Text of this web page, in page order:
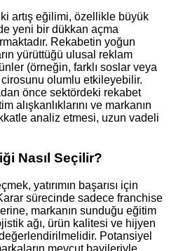
artış eğilimi, özellikle büyük
yeni bir dükkan açma
Rekabetin yoğun
yürüttüğü ulusal reklam
(örneğin, farklı soslar veya
olumlu etkileyebilir.
önce sektördeki rekabet
alışkanlıklarını ve markanın
analiz etmesi, uzun vadeli
Nasıl Seçilir?
yatırımın başarısı için
sürecinde sadece franchise
markanın sunduğu eğitim
ağı, ürün kalitesi ve hijyen
Potansiyel
mevcut bayileriyle